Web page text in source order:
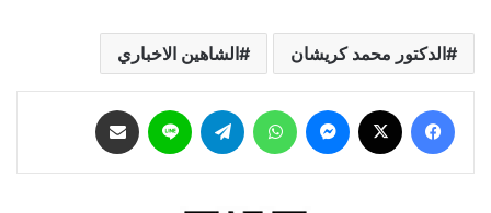
الدكتور محمد كريشان الشاهين الاخباري
فيسبوك ماسنجر واتساب تيلقرام لاين